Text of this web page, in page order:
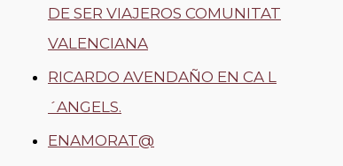
DE SER VIAJEROS COMUNITAT
VALENCIANA
RICARDO AVENDAÑO EN CA L
´ANGELS.
ENAMORAT@